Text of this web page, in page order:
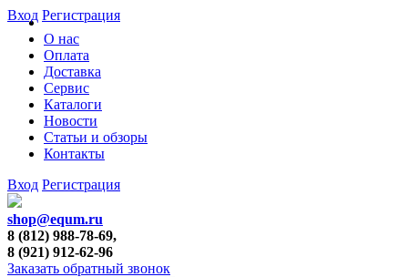
О нас
Оплата
Доставка
Сервис
Каталоги
Новости
Статьи и обзоры
Контакты
Вход Регистрация
Вход Регистрация
shop@equm.ru
8 (812) 988-78-69,
8 (921) 912-62-96
Заказать обратный звонок